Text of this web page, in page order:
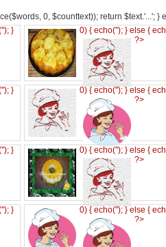
0, $counttext)); return $text.'...'; }
'); }
0) { echo(''); } else {
?>
'); }
0) { echo(''); } else {
?>
'); }
0) { echo(''); } else {
?>
'); }
0) { echo(''); } else {
?>